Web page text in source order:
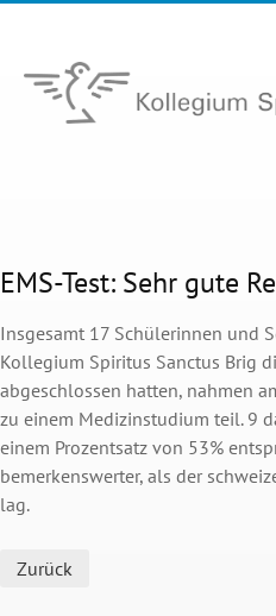
EMS-Test: Sehr gute
Insgesamt 17 Schülerinnen und
Kollegium Spiritus Sanctus Brig
abgeschlossen hatten, nahmen
zu einem Medizinstudium teil. 9
einem Prozentsatz von 53%
bemerkenswerter, als der
lag.
Zurück